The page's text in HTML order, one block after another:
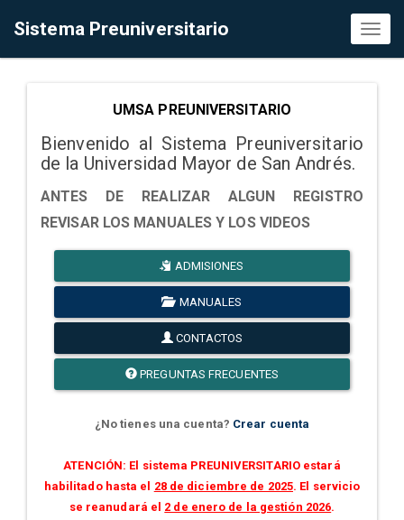
Sistema Preuniversitario
UMSA PREUNIVERSITARIO
Bienvenido al Sistema Preuniversitario
de la Universidad Mayor de San Andrés.
ANTES DE REALIZAR ALGUN REGISTRO
REVISAR LOS MANUALES Y LOS VIDEOS
ADMISIONES
MANUALES
CONTACTOS
PREGUNTAS FRECUENTES
¿No tienes una cuenta? Crear cuenta
ATENCIÓN: El sistema PREUNIVERSITARIO estará
habilitado hasta el 28 de diciembre de 2025. El servicio
se reanudará el 2 de enero de la gestión 2026.